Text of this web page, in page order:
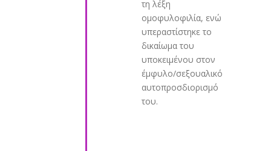
τη λέξη
ομοφυλοφιλία, ενώ
υπεραστίστηκε το
δικαίωμα του
υποκειμένου στον
έμφυλο/σεξουαλικό
αυτοπροσδιορισμό
του.